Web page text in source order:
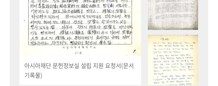
아시아재단 문헌정보실 설립 지원 요청서(문서
기록물)